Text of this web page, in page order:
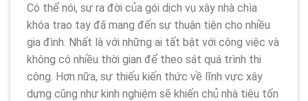
Có thể nói, sự ra đời của gói dịch vụ xây nhà chìa
khóa trao tay đã mang đến sự thuận tiện cho nhiều
gia đình. Nhất là với những ai tất bật với công việc và
không có nhiều thời gian để theo sát quá trình thi
công. Hơn nữa, sự thiếu kiến thức về lĩnh vực xây
dựng cũng như kinh nghiệm sẽ khiến chủ nhà tiêu tốn